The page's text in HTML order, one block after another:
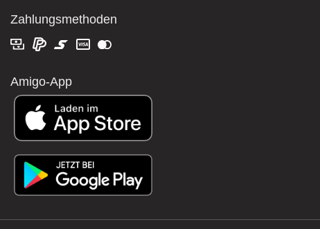
Zahlungsmethoden
Amigo-App